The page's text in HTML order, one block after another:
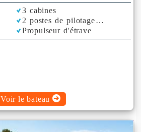
3 cabines
2 postes de pilotage
Propulseur d'étrave
Rafraichisseur d'Air
Voir le bateau